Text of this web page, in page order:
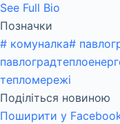
See Full Bio
Позначки
# комуналка#
тепломережі
Поділіться новиною
Поширити у